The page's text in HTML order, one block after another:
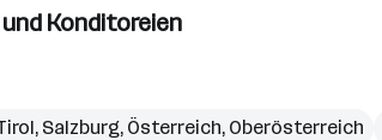
Konditoreien
, Salzburg, Österreich, Oberösterreich